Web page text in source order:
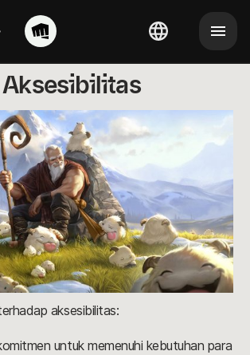
Aksesibilitas
aksesibilitas:
untuk memenuhi kebutuhan para